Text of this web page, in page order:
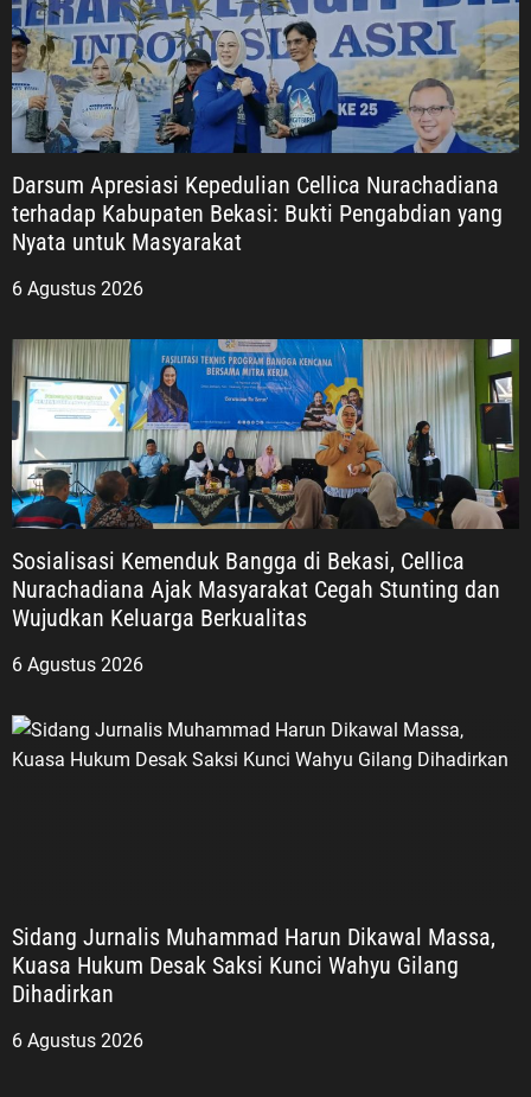
Darsum Apresiasi Kepedulian Cellica Nurachadiana
terhadap Kabupaten Bekasi: Bukti Pengabdian yang
Nyata untuk Masyarakat
6 Agustus 2026
Sosialisasi Kemenduk Bangga di Bekasi, Cellica
Nurachadiana Ajak Masyarakat Cegah Stunting dan
Wujudkan Keluarga Berkualitas
6 Agustus 2026
Sidang Jurnalis Muhammad Harun Dikawal Massa,
Kuasa Hukum Desak Saksi Kunci Wahyu Gilang
Dihadirkan
6 Agustus 2026